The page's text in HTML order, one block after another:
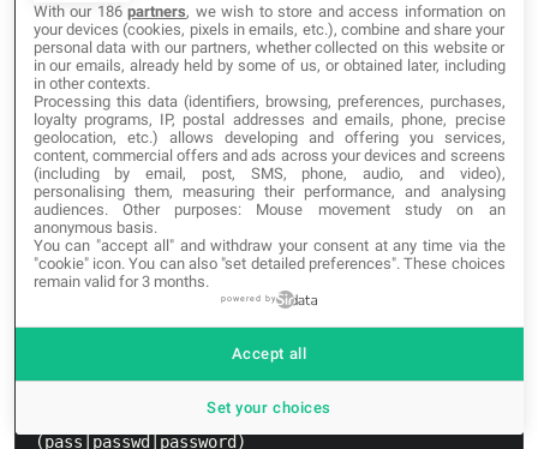
With our 186partners, we wish to store and access information on
your devices (cookies, pixels in emails, etc.), combine and share your
personal data with our partners, whether collected on this website or
in our emails, already held by some of us, or obtained later, including
in other contexts.
Processing this data (identifiers, browsing, preferences, purchases,
loyalty programs, IP, postal addresses and emails, phone, precise
geolocation, etc.) allows developing and offering you services,
content, commercial offers and ads across your devices and screens
(including by email, post, SMS, phone, audio, and video),
personalising them, measuring their performance, and analysing
audiences. Other purposes: Mouse movement study on an
anonymous basis.
You can "accept all" and withdraw your consent at any time via the
"cookie" icon. You can also "set detailed preferences". These choices
remain valid for 3 months.
powered by
Set your choices
Accept all